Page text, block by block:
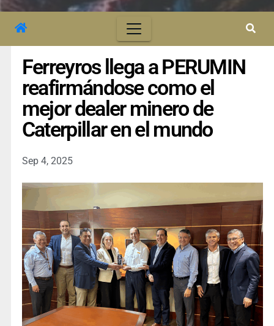
Ferreyros llega a PERUMIN
reafirmándose como el
mejor dealer minero de
Caterpillar en el mundo
Sep 4, 2025